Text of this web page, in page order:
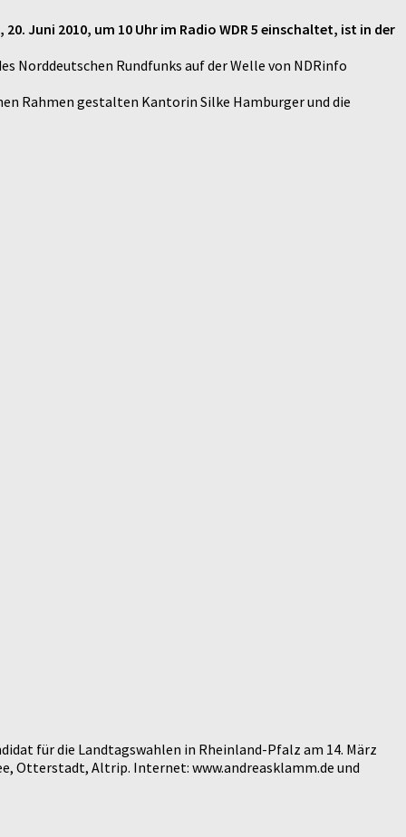
Juni 2010, um 10 Uhr im Radio WDR 5 einschaltet, ist in der
Norddeutschen Rundfunks auf der Welle von NDRinfo
Rahmen gestalten Kantorin Silke Hamburger und die
für die Landtagswahlen in Rheinland-Pfalz am 14. März
Otterstadt, Altrip. Internet: www.andreasklamm.de und